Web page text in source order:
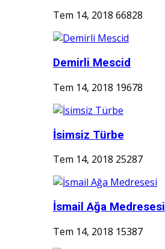
Tem 14, 2018 66828
Demirli Mescid
Tem 14, 2018 19678
İsimsiz Türbe
Tem 14, 2018 25287
İsmail Ağa Medresesi
Tem 14, 2018 15387